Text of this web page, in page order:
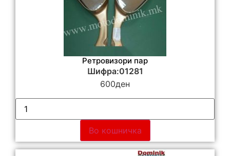
Ретровизори пар
Шифра:01281
600ден
Во кошничка